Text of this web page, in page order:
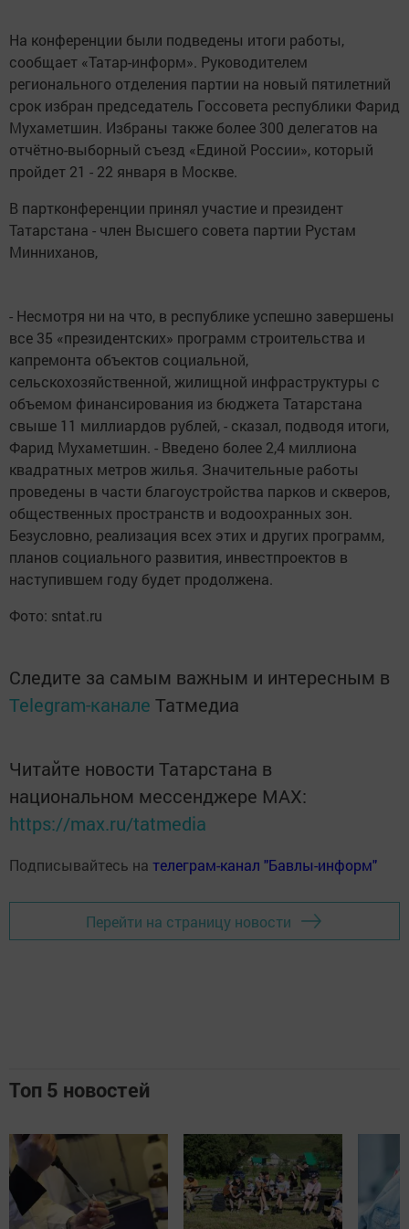
На конференции были подведены итоги работы,
сообщает «Татар-информ». Руководителем
регионального отделения партии на новый пятилетний
срок избран председатель Госсовета республики Фарид
Мухаметшин. Избраны также более 300 делегатов на
отчётно-выборный съезд «Единой России», который
пройдет 21 - 22 января в Москве.
В партконференции принял участие и президент
Татарстана - член Высшего совета партии Рустам
Минниханов,
- Несмотря ни на что, в республике успешно завершены
все 35 «президентских» программ строительства и
капремонта объектов социальной,
сельскохозяйственной, жилищной инфраструктуры с
объемом финансирования из бюджета Татарстана
свыше 11 миллиардов рублей, - сказал, подводя итоги,
Фарид Мухаметшин. - Введено более 2,4 миллиона
квадратных метров жилья. Значительные работы
проведены в части благоустройства парков и скверов,
общественных пространств и водоохранных зон.
Безусловно, реализация всех этих и других программ,
планов социального развития, инвестпроектов в
наступившем году будет продолжена.
Фото: sntat.ru
Следите за самым важным и интересным в
Telegram-канале Татмедиа
Читайте новости Татарстана в
национальном мессенджере MАХ:
https://max.ru/tatmedia
Подписывайтесь на телеграм-канал "Бавлы-информ"
Перейти на страницу новости
Топ 5 новостей